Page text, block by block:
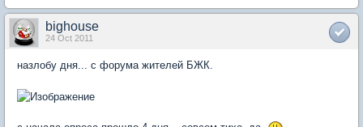
bighouse
24 Oct 2011
назлобу дня... с форума жителей БЖК.